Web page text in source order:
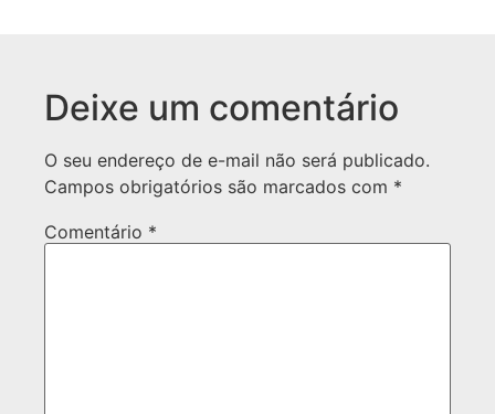
Deixe um comentário
O seu endereço de e-mail não será publicado.
Campos obrigatórios são marcados com *
Comentário *